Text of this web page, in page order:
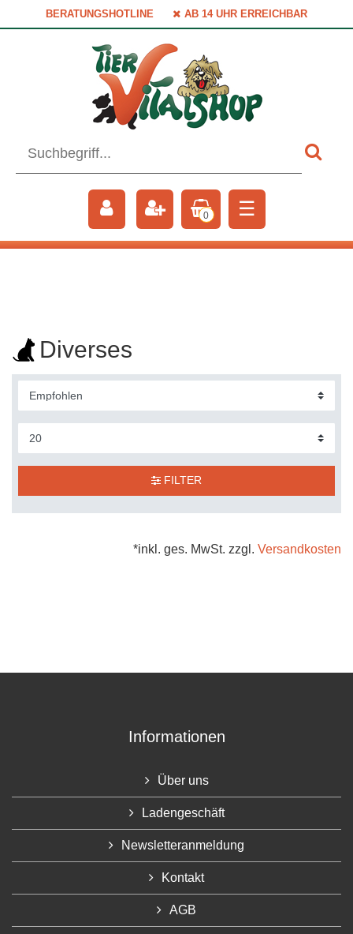
BERATUNGSHOTLINE AB 14 UHR ERREICHBAR
0 ☰
Diverses
FILTER
*inkl. ges. MwSt. zzgl. Versandkosten
Informationen
Über uns
Ladengeschäft
Newsletteranmeldung
Kontakt
AGB